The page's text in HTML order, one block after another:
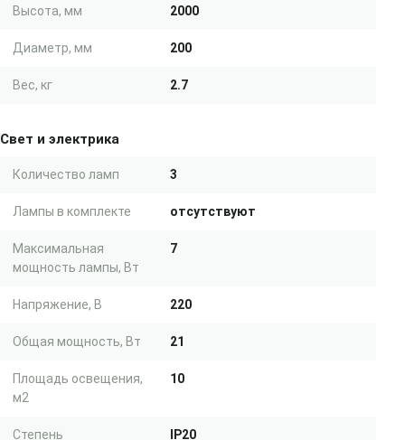
Высота, мм 2000
Диаметр, мм 200
Вес, кг 2.7
Свет и электрика
Количество ламп 3
Лампы в комплекте отсутствуют
Максимальная
мощность лампы, Вт
7
Напряжение, В 220
Общая мощность, Вт 21
Площадь освещения,
м2
10
Степень IP20